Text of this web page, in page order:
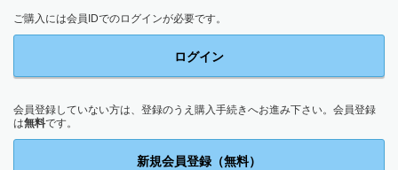
ご購入には会員IDでのログインが必要です。
ログイン
会員登録していない方は、登録のうえ購入手続きへお進み下さい。会員登録
は無料です。
新規会員登録（無料）